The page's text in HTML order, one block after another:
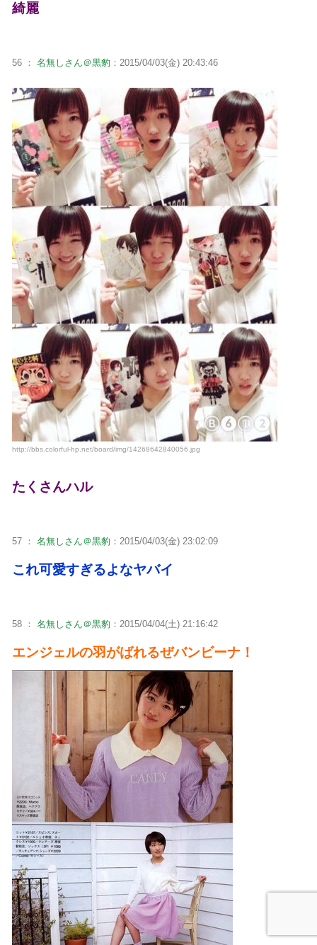
綺麗
56 ： 名無しさん＠黒豹 ：2015/04/03(金) 20:43:46
http://bbs.colorful-hp.net/board/img/14268642840056.jpg
たくさんハル
57 ： 名無しさん＠黒豹 ：2015/04/03(金) 23:02:09
これ可愛すぎるよなヤバイ
58 ： 名無しさん＠黒豹 ：2015/04/04(土) 21:16:42
エンジェルの羽がばれるぜバンビーナ！